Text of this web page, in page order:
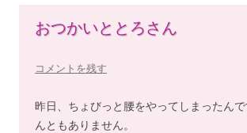
おつかいととろさん
コメントを残す
昨日、ちょびっと腰をやってしまったん
んともありません。